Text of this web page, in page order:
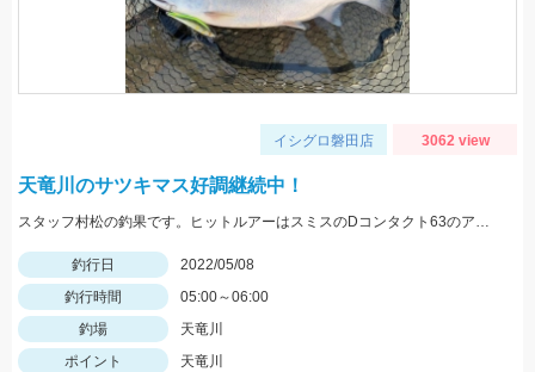
イシグロ磐田店 3062 view
天竜川のサツキマス好調継続中！
スタッフ村松の釣果です。ヒットルアーはスミスのDコンタクト63のアユカラー！
釣行日
2022/05/08
釣行時間
05:00～06:00
釣場
天竜川
ポイント
天竜川